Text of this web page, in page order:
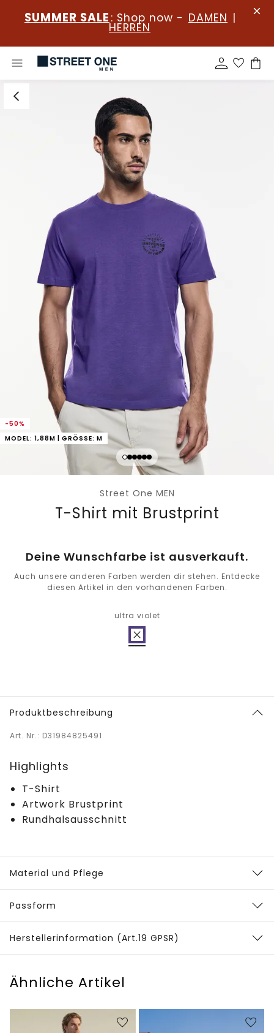
SUMMER SALE : Shop now - DAMEN |
HERREN
-50%
MODEL: 1,88M | GRÖSSE: M
Street One MEN
T-Shirt mit Brustprint
Deine Wunschfarbe ist ausverkauft.
Auch unsere anderen Farben werden dir stehen. Entdecke
diesen Artikel in den vorhandenen Farben.
ultra violet
Produktbeschreibung
Art. Nr.: D31984825491
Highlights
T-Shirt
Artwork Brustprint
Rundhalsausschnitt
Material und Pflege
Passform
Herstellerinformation (Art.19 GPSR)
Ähnliche Artikel